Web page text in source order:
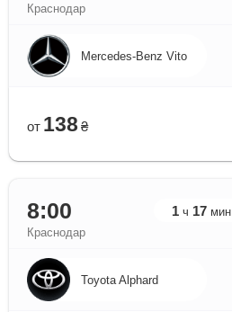
Краснодар
Mercedes-Benz Vito
от 138 ₴
8:00 1 ч 17 мин
Краснодар
Toyota Alphard